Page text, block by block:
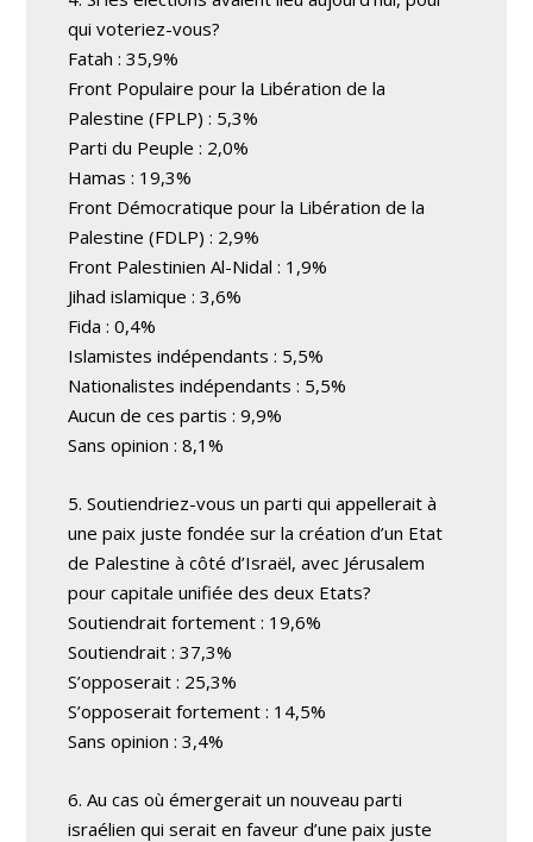
qui voteriez-vous?
Fatah : 35,9%
Front Populaire pour la Libération de la
Palestine (FPLP) : 5,3%
Parti du Peuple : 2,0%
Hamas : 19,3%
Front Démocratique pour la Libération de la
Palestine (FDLP) : 2,9%
Front Palestinien Al-Nidal : 1,9%
Jihad islamique : 3,6%
Fida : 0,4%
Islamistes indépendants : 5,5%
Nationalistes indépendants : 5,5%
Aucun de ces partis : 9,9%
Sans opinion : 8,1%
5. Soutiendriez-vous un parti qui appellerait à
une paix juste fondée sur la création d’un Etat
de Palestine à côté d’Israël, avec Jérusalem
pour capitale unifiée des deux Etats?
Soutiendrait fortement : 19,6%
Soutiendrait : 37,3%
S’opposerait : 25,3%
S’opposerait fortement : 14,5%
Sans opinion : 3,4%
6. Au cas où émergerait un nouveau parti
israélien qui serait en faveur d’une paix juste